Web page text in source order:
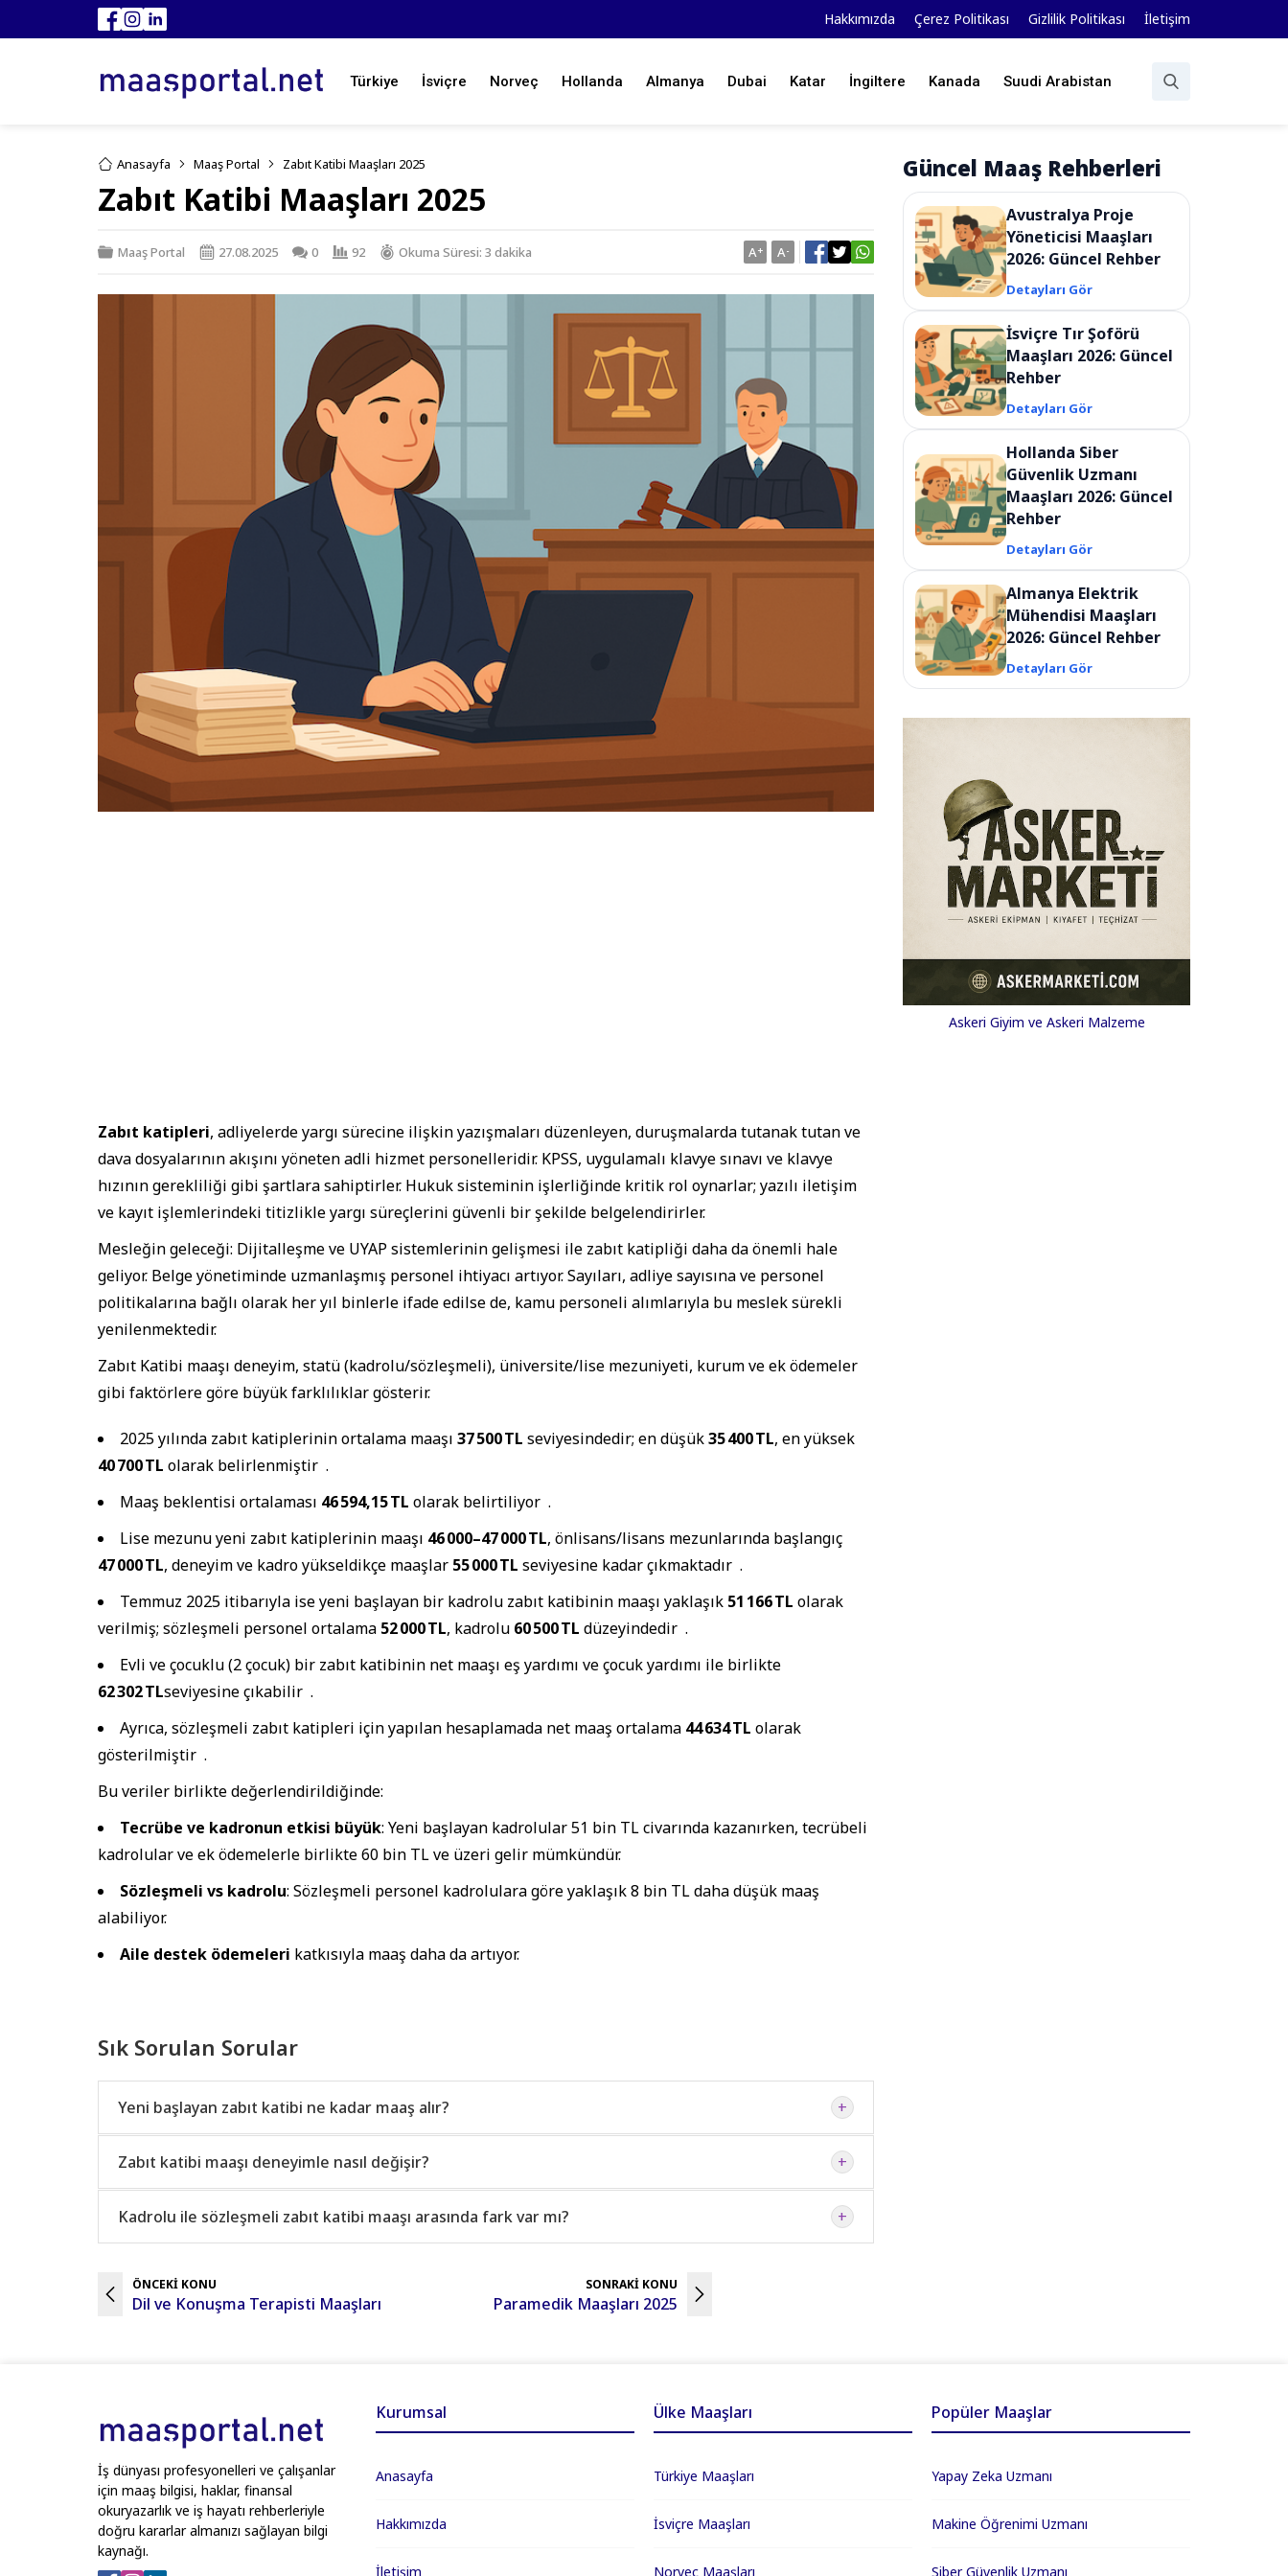
Hakkımızda Çerez Politikası Gizlilik Politikası İletişim
Türkiye İsviçre Norveç Hollanda Almanya Dubai Katar İngiltere Kanada Suudi Arabistan
Anasayfa Maaş Portal Zabıt Katibi Maaşları 2025
Zabıt Katibi Maaşları 2025
Maaş Portal 27.08.2025 0 92 Okuma Süresi: 3 dakika A+ A-
Zabıt katipleri, adliyelerde yargı sürecine ilişkin yazışmaları düzenleyen, duruşmalarda tutanak tutan ve
dava dosyalarının akışını yöneten adli hizmet personelleridir. KPSS, uygulamalı klavye sınavı ve klavye
hızının gerekliliği gibi şartlara sahiptirler. Hukuk sisteminin işlerliğinde kritik rol oynarlar; yazılı iletişim
ve kayıt işlemlerindeki titizlikle yargı süreçlerini güvenli bir şekilde belgelendirirler.
Mesleğin geleceği: Dijitalleşme ve UYAP sistemlerinin gelişmesi ile zabıt katipliği daha da önemli hale
geliyor. Belge yönetiminde uzmanlaşmış personel ihtiyacı artıyor. Sayıları, adliye sayısına ve personel
politikalarına bağlı olarak her yıl binlerle ifade edilse de, kamu personeli alımlarıyla bu meslek sürekli
yenilenmektedir.
Zabıt Katibi maaşı deneyim, statü (kadrolu/sözleşmeli), üniversite/lise mezuniyeti, kurum ve ek ödemeler
gibi faktörlere göre büyük farklılıklar gösterir.
2025 yılında zabıt katiplerinin ortalama maaşı 37 500 TL seviyesindedir; en düşük35 400 TL, en yüksek
40 700 TL olarak belirlenmiştir .
Maaş beklentisi ortalaması 46 594,15 TL olarak belirtiliyor .
Lise mezunu yeni zabıt katiplerinin maaşı 46 000–47 000 TL, önlisans/lisans mezunlarında başlangıç
47 000 TL, deneyim ve kadro yükseldikçe maaşlar 55 000 TL seviyesine kadar çıkmaktadır .
Temmuz 2025 itibarıyla ise yeni başlayan bir kadrolu zabıt katibinin maaşı yaklaşık 51 166 TL olarak
verilmiş; sözleşmeli personel ortalama 52 000 TL, kadrolu 60 500 TL düzeyindedir .
Evli ve çocuklu (2 çocuk) bir zabıt katibinin net maaşı eş yardımı ve çocuk yardımı ile birlikte
62 302 TLseviyesine çıkabilir .
Ayrıca, sözleşmeli zabıt katipleri için yapılan hesaplamada net maaş ortalama 44 634 TL olarak
gösterilmiştir .
Bu veriler birlikte değerlendirildiğinde:
Tecrübe ve kadronun etkisi büyük: Yeni başlayan kadrolular 51 bin TL civarında kazanırken, tecrübeli
kadrolular ve ek ödemelerle birlikte 60 bin TL ve üzeri gelir mümkündür.
Sözleşmeli vs kadrolu: Sözleşmeli personel kadrolulara göre yaklaşık 8 bin TL daha düşük maaş
alabiliyor.
Aile destek ödemeleri katkısıyla maaş daha da artıyor.
Sık Sorulan Sorular
Yeni başlayan zabıt katibi ne kadar maaş alır? +
Zabıt katibi maaşı deneyimle nasıl değişir? +
Kadrolu ile sözleşmeli zabıt katibi maaşı arasında fark var mı? +
ÖNCEKİ KONU
Dil ve Konuşma Terapisti Maaşları
SONRAKİ KONU
Paramedik Maaşları 2025
Güncel Maaş Rehberleri
Avustralya Proje
Yöneticisi Maaşları
2026: Güncel Rehber
Detayları Gör
İsviçre Tır Şoförü
Maaşları 2026: Güncel
Rehber
Detayları Gör
Hollanda Siber
Güvenlik Uzmanı
Maaşları 2026: Güncel
Rehber
Detayları Gör
Almanya Elektrik
Mühendisi Maaşları
2026: Güncel Rehber
Detayları Gör
Askeri Giyim ve Askeri Malzeme
İş dünyası profesyonelleri ve çalışanlar
için maaş bilgisi, haklar, finansal
okuryazarlık ve iş hayatı rehberleriyle
doğru kararlar almanızı sağlayan bilgi
kaynağı.
Kurumsal
Anasayfa
Hakkımızda
İletişim
Ülke Maaşları
Türkiye Maaşları
İsviçre Maaşları
Norveç Maaşları
Popüler Maaşlar
Yapay Zeka Uzmanı
Makine Öğrenimi Uzmanı
Siber Güvenlik Uzmanı